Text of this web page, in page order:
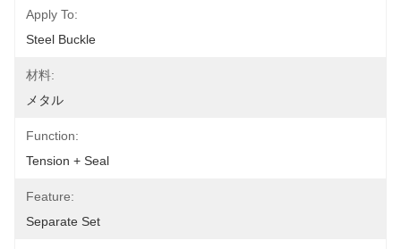
Apply To:
Steel Buckle
材料:
メタル
Function:
Tension + Seal
Feature:
Separate Set